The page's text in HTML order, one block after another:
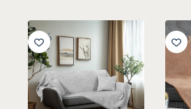
-10% -10%